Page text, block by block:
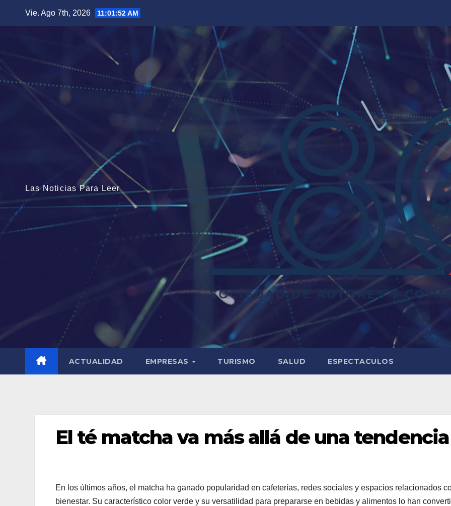
Vie. Ago 7th, 2026 11:01:54 AM
Las Noticias Para Leer
ACTUALIDAD EMPRESAS TURISMO SALUD ESPECTACULOS
El té matcha va más allá de una tendencia
En los últimos años, el matcha ha ganado popularidad en cafeterías, redes sociales y espacios relacionados
bienestar. Su característico color verde y su versatilidad para prepararse en bebidas y alimentos lo han